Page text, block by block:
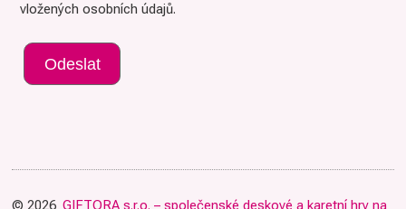
vložených osobních údajů.